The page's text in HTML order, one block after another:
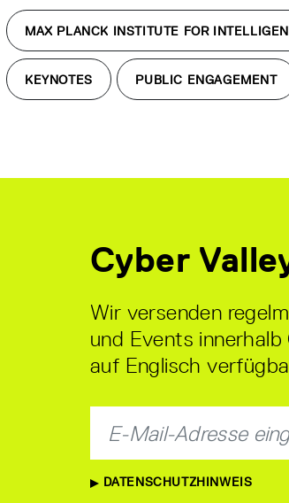
MAX PLANCK INSTITUTE FOR
KEYNOTES PUBLIC ENGAGEMENT
Cyber
Wir versenden
und Events
auf Englisch
DATENSCHUTZHINWEIS